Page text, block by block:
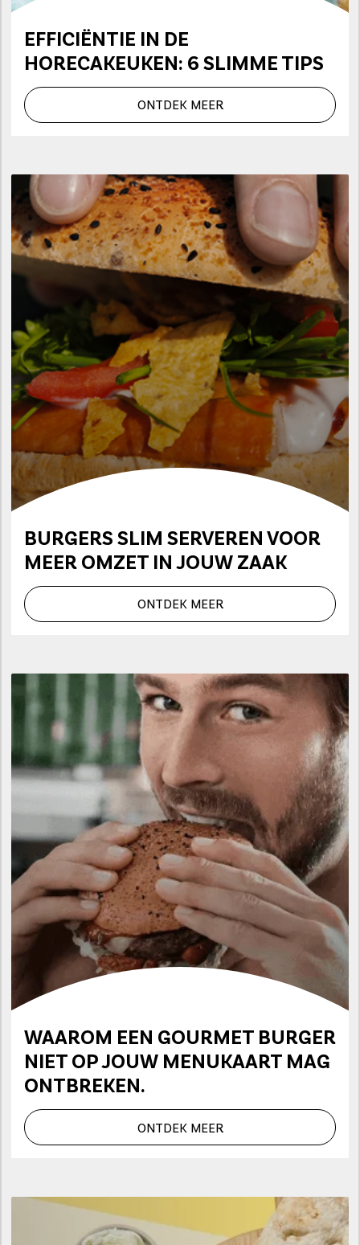
EFFICIËNTIE IN DE
HORECAKEUKEN: 6 SLIMME TIPS
ONTDEK MEER
BURGERS SLIM SERVEREN VOOR
MEER OMZET IN JOUW ZAAK
ONTDEK MEER
WAAROM EEN GOURMET BURGER
NIET OP JOUW MENUKAART MAG
ONTBREKEN.
ONTDEK MEER